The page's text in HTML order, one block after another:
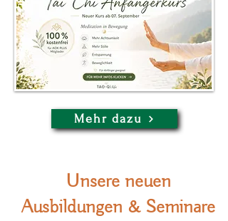
Mehr dazu
Unsere neuen
Ausbildungen & Seminare